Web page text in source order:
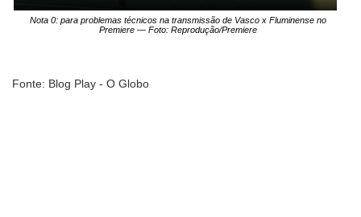
Nota 0: para problemas técnicos na transmissão de Vasco x Fluminense no
Premiere — Foto: Reprodução/Premiere
Fonte: Blog Play - O Globo